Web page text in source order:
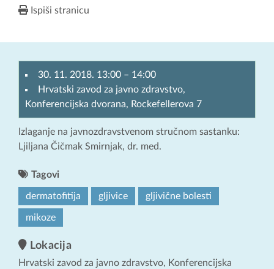
Ispiši stranicu
30. 11. 2018. 13:00 – 14:00
Hrvatski zavod za javno zdravstvo,
Konferencijska dvorana, Rockefellerova 7
Izlaganje na javnozdravstvenom stručnom sastanku:
Ljiljana Čičmak Smirnjak, dr. med.
Tagovi
dermatofitija gljivice gljivične bolesti
mikoze
Lokacija
Hrvatski zavod za javno zdravstvo, Konferencijska